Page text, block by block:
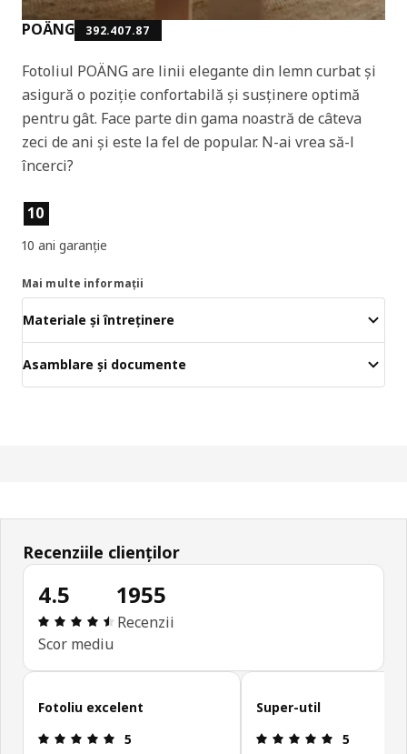
POÄNG 392.407.87
Fotoliul POÄNG are linii elegante din lemn curbat și
asigură o poziție confortabilă și susținere optimă
pentru gât. Face parte din gama noastră de câteva
zeci de ani și este la fel de popular. N-ai vrea să-l
încerci?
Caracteristicile produselor
10
10 ani garanție
Mai multe informații
Materiale și întreținere
Asamblare și documente
Recenziile clienților
4.5
Prezentare generală: 4.5 din 5 stele Total
Scor mediu
1955
Recenzii
Omite recenziile clienților
Fotoliu excelent
Prezentare generală: 5 din 5 stele
5
Super-util
5